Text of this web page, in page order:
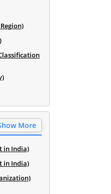
Region)
Classification
More
in India)
in India)